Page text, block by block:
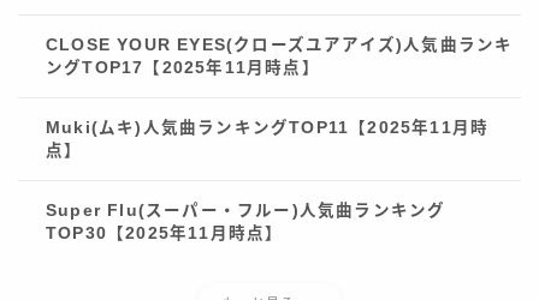
Follow Me
CLOSE YOUR EYES(クローズユアアイズ)人気曲ランキ
ングTOP17【2025年11月時点】
Muki(ムキ)人気曲ランキングTOP11【2025年11月時
点】
Super Flu(スーパー・フルー)人気曲ランキング
TOP30【2025年11月時点】